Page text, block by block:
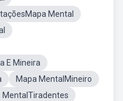
Mental
E Mineira
Mapa MentalMineiro
MentalTiradentes